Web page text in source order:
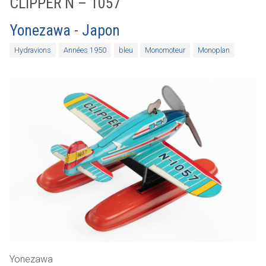
Yonezawa - Japon
Hydravions Années 1950 bleu Monomoteur Monoplan
Yonezawa